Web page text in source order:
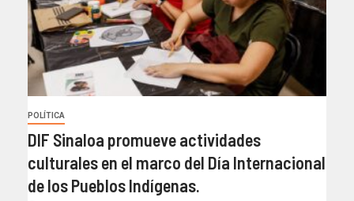
POLÍTICA
DIF Sinaloa promueve actividades
culturales en el marco del Día Internacional
de los Pueblos Indígenas.